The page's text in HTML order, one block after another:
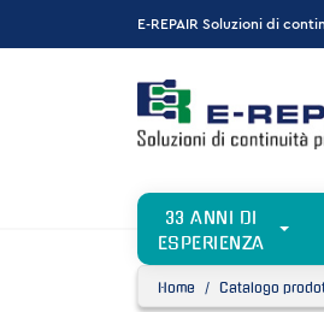
E-REPAIR Soluzioni di
33 ANNI DI
ESPERIENZA
Home Catalogo